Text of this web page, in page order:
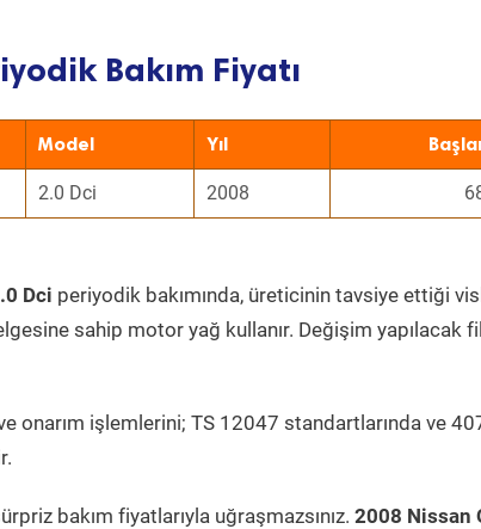
Bakım Fiyatı
Model Yıl
2.0 Dci 2008
Dci periyodik bakımında, üreticinin tavsiye ettiği
sahip motor yağ kullanır. Değişim yapılacak
onarım işlemlerini; TS 12047 standartlarında ve
bakım fiyatlarıyla uğraşmazsınız. 2008 Nissan